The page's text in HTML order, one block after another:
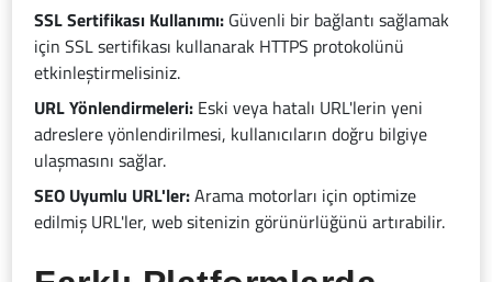
SSL Sertifikası Kullanımı: Güvenli bir bağlantı sağlamak
için SSL sertifikası kullanarak HTTPS protokolünü
etkinleştirmelisiniz.
URL Yönlendirmeleri: Eski veya hatalı URL'lerin yeni
adreslere yönlendirilmesi, kullanıcıların doğru bilgiye
ulaşmasını sağlar.
SEO Uyumlu URL'ler:Arama motorları için optimize
edilmiş URL'ler, web sitenizin görünürlüğünü artırabilir.